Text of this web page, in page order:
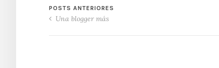
POSTS ANTERIORES
Una blogger más